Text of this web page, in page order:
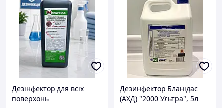
Дезінфектор для всіх
поверхонь
Дезинфектор Бланідас
(АХД) "2000 Ультра", 5л